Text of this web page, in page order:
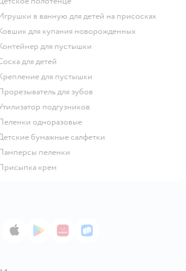
игрушки в ванную для детей на присосках
ковшик для купания новорожденных
контейнер для пустышки
соска для детей
крепление для пустышки
прорезыватель для зубов
утилизатор подгузников
пеленки одноразовые
детские бумажные салфетки
памперсы пеленки
присыпка крем
App StoreGoogle Play
AppGallery
RuStore